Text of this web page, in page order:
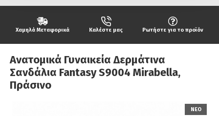
Χαμηλά Μεταφορικά Καλέστε μας Ρωτήστε για το προϊόν
Ανατομικά Γυναικεία Δερμάτινα
Σανδάλια Fantasy S9004 Mirabella,
Πράσινο
ΝΕΟ